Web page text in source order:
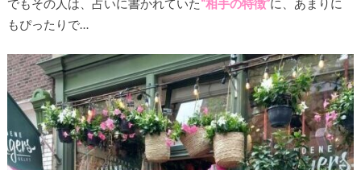
でもその人は、占いに書かれていた“相手の特徴”に、あまりに
もぴったりで…